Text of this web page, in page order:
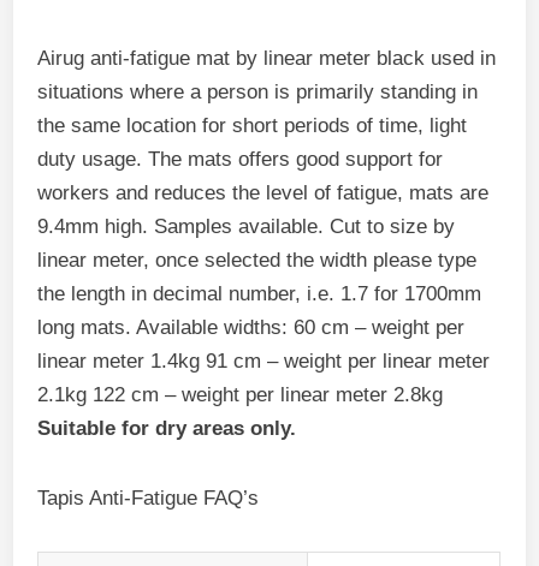
Airug anti-fatigue mat by linear meter black used in
situations where a person is primarily standing in
the same location for short periods of time, light
duty usage. The mats offers good support for
workers and reduces the level of fatigue, mats are
9.4mm high. Samples available. Cut to size by
linear meter, once selected the width please type
the length in decimal number, i.e. 1.7 for 1700mm
long mats. Available widths: 60 cm – weight per
linear meter 1.4kg 91 cm – weight per linear meter
2.1kg 122 cm – weight per linear meter 2.8kg
Suitable for dry areas only.
Tapis Anti-Fatigue FAQ’s